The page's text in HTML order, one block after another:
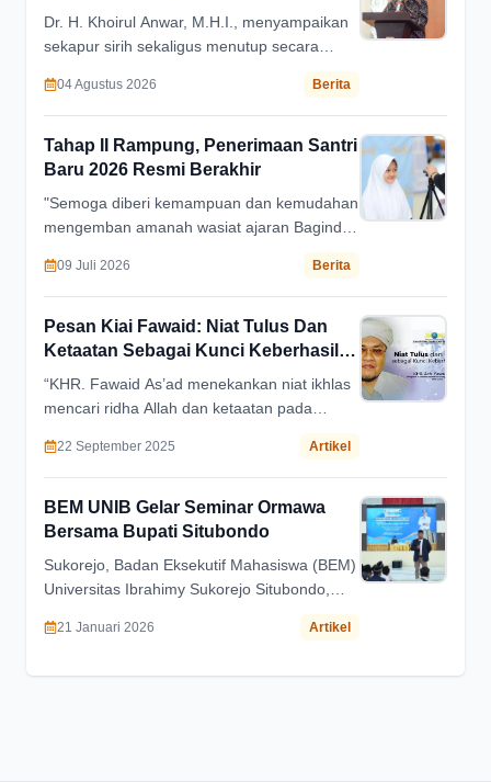
Dr. H. Khoirul Anwar, M.H.I., menyampaikan
sekapur sirih sekaligus menutup secara
BEM UNIB. "Dengan membaca
Bismillahirrahmanirrahim, Website BEM UNIB
dengan tautan bem.ibrahimy.ac.id resmi saya
nyatakan digunakan. Selanjutnya, dengan
secara resmi saya nyatakan ditutup,"
tuturnya.
04 Agustus 2026 Berita
Tahap II Rampung, Penerimaan Santri
Baru 2026 Resmi Berakhir
"Semoga diberi kemampuan dan kemudahan
mengemban amanah wasiat ajaran Baginda
mengaji"
09 Juli 2026 Berita
Pesan Kiai Fawaid: Niat Tulus Dan
Ketaatan Sebagai Kunci Keberhasilan
Santri
“KHR. Fawaid As’ad menekankan niat ikhlas
mencari ridha Allah dan ketaatan pada
santri.”
22 September 2025 Artikel
BEM UNIB Gelar Seminar Ormawa
Bersama Bupati Situbondo
Sukorejo, Badan Eksekutif Mahasiswa (BEM)
Universitas Ibrahimy Sukorejo Situbondo,
menghadirkan
21 Januari 2026 Artikel